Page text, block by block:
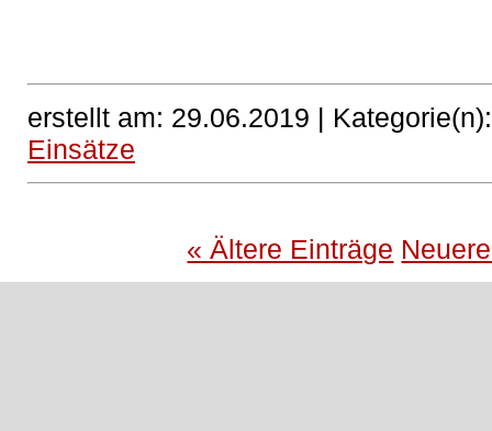
erstellt am: 29.06.2019 |
Einsätze
« Ältere Einträge